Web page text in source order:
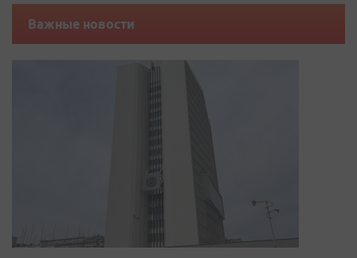
Важные новости